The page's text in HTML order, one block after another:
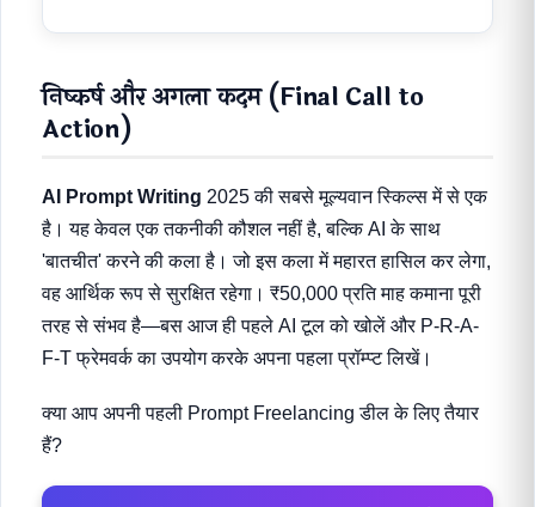
निष्कर्ष और अगला कदम (Final Call to
Action)
AI Prompt Writing 2025 की सबसे मूल्यवान स्किल्स में से एक
है। यह केवल एक तकनीकी कौशल नहीं है, बल्कि AI के साथ
'बातचीत' करने की कला है। जो इस कला में महारत हासिल कर लेगा,
वह आर्थिक रूप से सुरक्षित रहेगा। ₹50,000 प्रति माह कमाना पूरी
तरह से संभव है—बस आज ही पहले AI टूल को खोलें और P-R-A-
F-T फ्रेमवर्क का उपयोग करके अपना पहला प्रॉम्प्ट लिखें।
क्या आप अपनी पहली Prompt Freelancing डील के लिए तैयार
हैं?